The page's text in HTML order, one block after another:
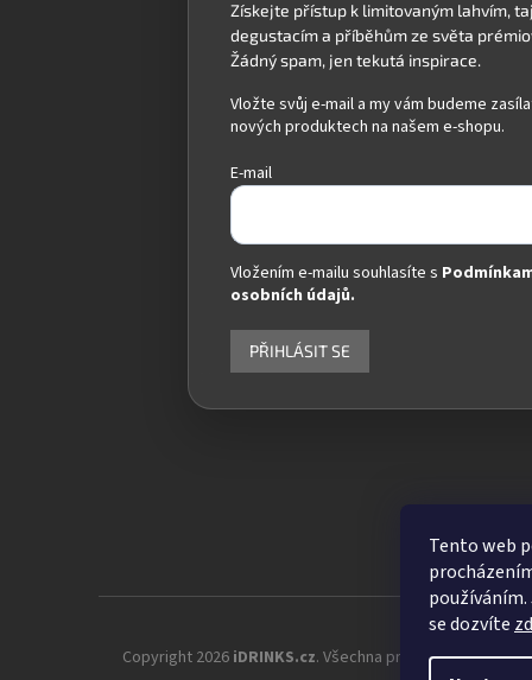
Tento web
používáním.
se dozvíte
Vložte svůj e-mail a my vám budeme
nových produktech na našem e-shopu.
E-mail
Vložením e-mailu souhlasíte s
osobních údajů.
PŘIHLÁSIT SE
Copyright 2026 iDRINKS.cz. Všechna práva vyhrazena.